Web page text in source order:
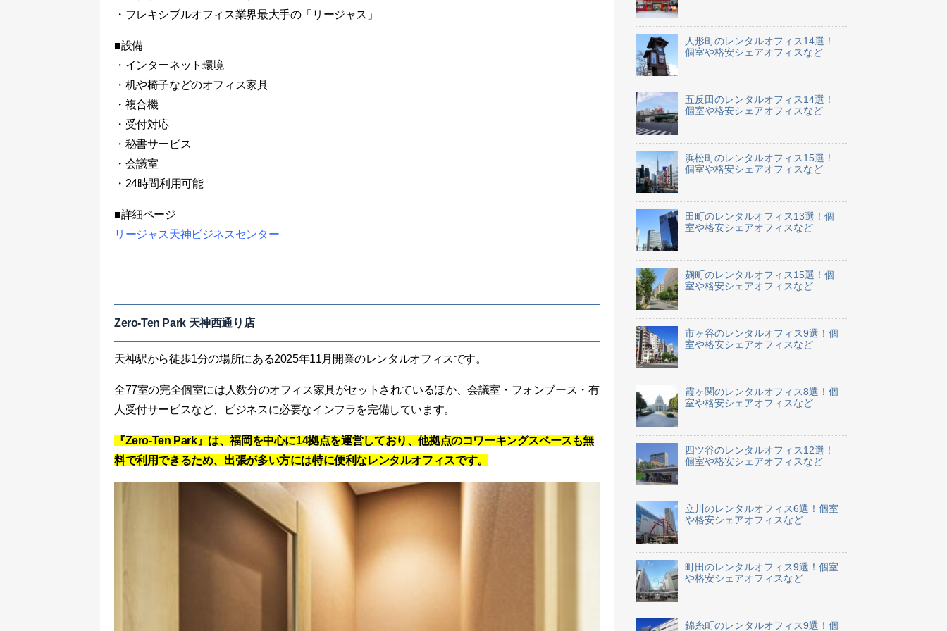
・フレキシブルオフィス業界最大手の「リージャス」
■設備
・インターネット環境
・机や椅子などのオフィス家具
・複合機
・受付対応
・秘書サービス
・会議室
・24時間利用可能
■詳細ページ
リージャス天神ビジネスセンター
Zero-Ten Park 天神西通り店
天神駅から徒歩1分の場所にある2025年11月開業のレンタルオフィスです。
全77室の完全個室には人数分のオフィス家具がセットされているほか、会議室・フォンブース・有
人受付サービスなど、ビジネスに必要なインフラを完備しています。
『Zero-Ten Park』は、福岡を中心に14拠点を運営しており、他拠点のコワーキングスペースも無
料で利用できるため、出張が多い方には特に便利なレンタルオフィスです。
人形町のレンタルオフィス14選！
個室や格安シェアオフィスなど
五反田のレンタルオフィス14選！
個室や格安シェアオフィスなど
浜松町のレンタルオフィス15選！
個室や格安シェアオフィスなど
田町のレンタルオフィス13選！個
室や格安シェアオフィスなど
麹町のレンタルオフィス15選！個
室や格安シェアオフィスなど
市ヶ谷のレンタルオフィス9選！個
室や格安シェアオフィスなど
霞ヶ関のレンタルオフィス8選！個
室や格安シェアオフィスなど
四ツ谷のレンタルオフィス12選！
個室や格安シェアオフィスなど
立川のレンタルオフィス6選！個室
や格安シェアオフィスなど
町田のレンタルオフィス9選！個室
や格安シェアオフィスなど
錦糸町のレンタルオフィス9選！個